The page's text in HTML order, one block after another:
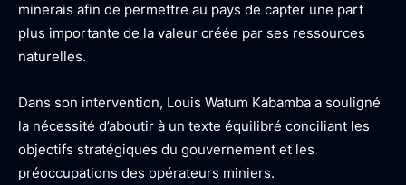
minerais afin de permettre au pays de capter une part
plus importante de la valeur créée par ses ressources
naturelles.
Dans son intervention, Louis Watum Kabamba a souligné
la nécessité d’aboutir à un texte équilibré conciliant les
objectifs stratégiques du gouvernement et les
préoccupations des opérateurs miniers.